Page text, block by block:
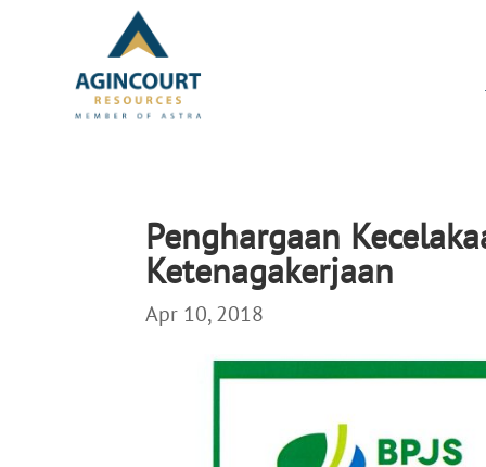
Penghargaan
Ketenagakerjaan
Apr 10, 2018